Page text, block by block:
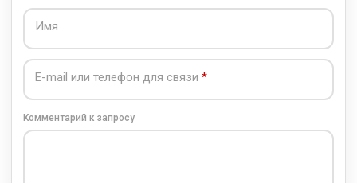
Имя
E-mail или телефон для связи
Комментарий к запросу